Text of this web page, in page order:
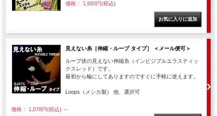
価格： 1,650円(税込)
見えない糸［伸縮・ループ タイプ］ ＜メール便可＞
ループ状の見えない伸縮糸（インビジブルエラスティッ
クスレッド）です。
最初から輪にしてありますのですぐに手軽に使えます。
Loops（メシカ製） 他、選択可
価格： 1,078円(税込) ～